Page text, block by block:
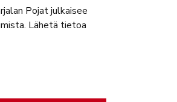
Pojat julkaisee
Lähetä tietoa